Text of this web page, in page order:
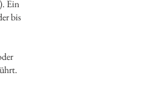
Ein
bis